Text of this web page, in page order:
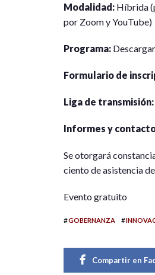
Modalidad: Híbrida
por Zoom y YouTube)
Programa: Descargar
Formulario de
Liga de transmisión:
Informes y
Se otorgará
ciento de asistencia
Evento gratuito
#GOBERNANZA #
Compartir en